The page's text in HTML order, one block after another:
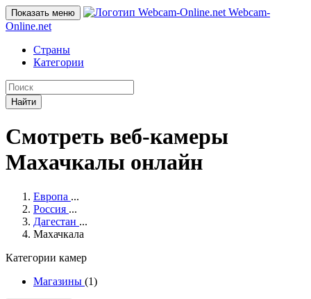
Показать меню
Webcam-
Online.net
Страны
Категории
Найти
Смотреть веб-камеры
Махачкалы онлайн
Европа ...
Россия ...
Дагестан ...
Махачкала
Категории камер
Магазины (1)